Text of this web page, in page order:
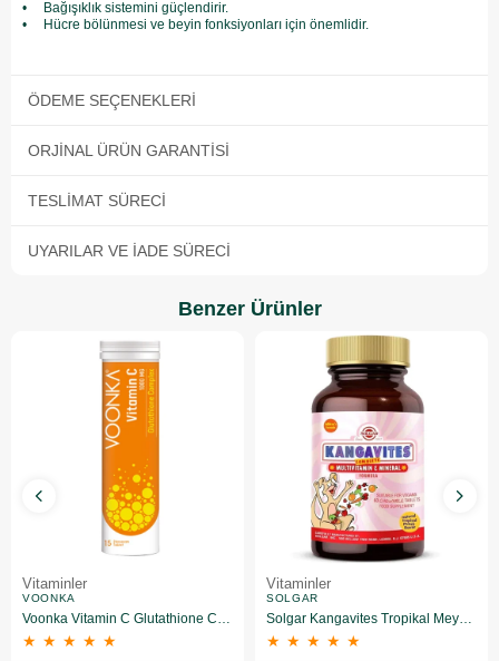
• Bağışıklık sistemini güçlendirir.
• Hücre bölünmesi ve beyin fonksiyonları için önemlidir.
ÖDEME SEÇENEKLERI
ORJINAL ÜRÜN GARANTISI
TESLIMAT SÜRECI
UYARILAR VE İADE SÜRECI
Benzer Ürünler
Vitaminler
VOONKA
Voonka Vitamin C Glutathione Complex Efervesan 15 Tablet
★ ★ ★ ★ ★
Vitaminler
SOLGAR
Solgar Kangavites Tropikal Meyve Aromalı 60 Tablet
★ ★ ★ ★ ★